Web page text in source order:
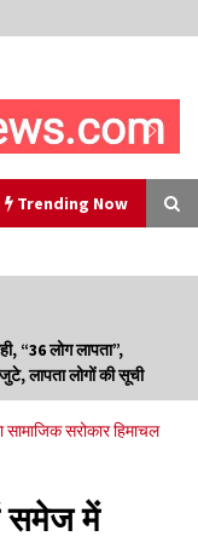
Trending Now
का ‘खामोश पहरेदार’, दुर्लभ
“36 लोग लापता”,
लापता लोगों की सूची
सामाजिक सरोकारहिमाचल
समेज में